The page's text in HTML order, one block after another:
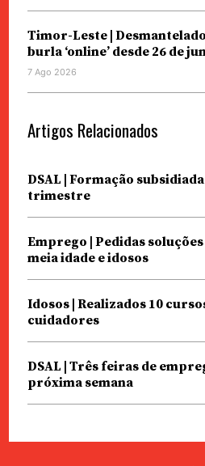
Timor-Leste |
burla ‘online’ desde 26 de
7 Ago 2026
Artigos Relacionados
DSAL | Formação
trimestre
Emprego | Pedidas
meia idade e idosos
Idosos | Realizados 10
cuidadores
DSAL | Três feiras de
próxima semana